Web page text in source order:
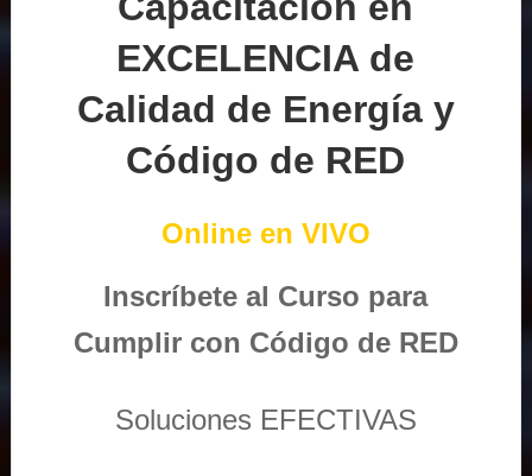
EXCELENCIA de
Calidad de Energía y
Código de RED
Online en VIVO
Inscríbete al Curso para
Cumplir con Código de RED
Soluciones EFECTIVAS